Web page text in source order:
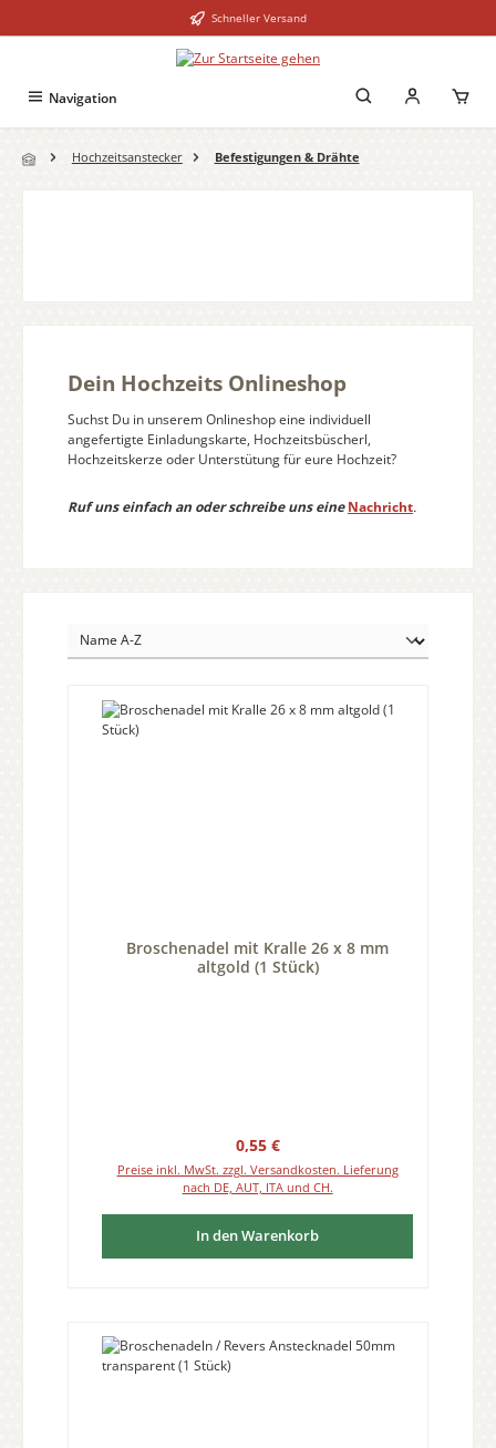
Schneller Versand
Navigation
Hochzeitsanstecker Befestigungen & Drähte
Dein Hochzeits Onlineshop
Suchst Du in unserem Onlineshop eine individuell
angefertigte Einladungskarte, Hochzeitsbüscherl,
Hochzeitskerze oder Unterstütung für eure Hochzeit?
Ruf uns einfach an oder schreibe uns eineNachricht.
Broschenadel mit Kralle 26 x 8 mm
altgold (1 Stück)
Regulärer Preis:
0,55 €
Preise inkl. MwSt. zzgl. Versandkosten. Lieferung
nach DE, AUT, ITA und CH.
In den Warenkorb